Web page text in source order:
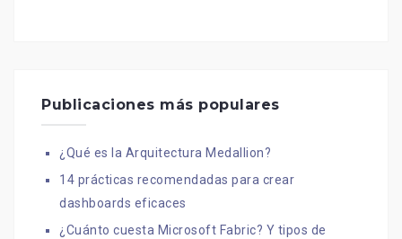
Publicaciones más populares
¿Qué es la Arquitectura Medallion?
14 prácticas recomendadas para crear
dashboards eficaces
¿Cuánto cuesta Microsoft Fabric? Y tipos de